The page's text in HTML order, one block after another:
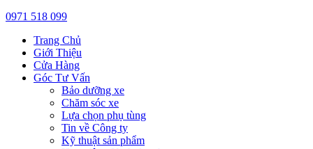
0971 518 099
Trang Chủ
Giới Thiệu
Cửa Hàng
Góc Tư Vấn
Bảo dưỡng xe
Chăm sóc xe
Lựa chọn phụ tùng
Tin về Công ty
Kỹ thuật sản phẩm